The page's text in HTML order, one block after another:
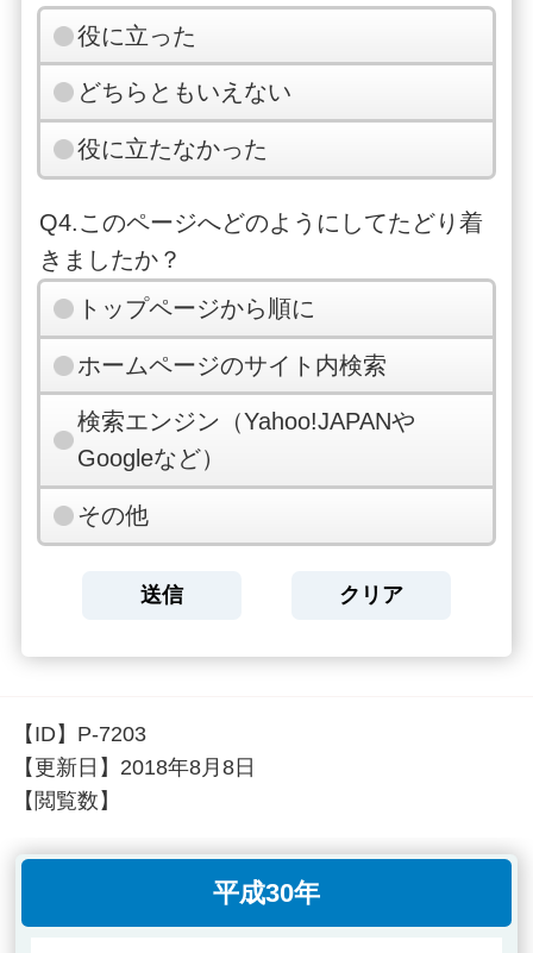
役に立った
どちらともいえない
役に立たなかった
Q4.このページへどのようにしてたどり着
きましたか？
トップページから順に
ホームページのサイト内検索
検索エンジン（Yahoo!JAPANや
Googleなど）
その他
【ID】 P-7203
【更新日】 2018年8月8日
【閲覧数】
平成30年